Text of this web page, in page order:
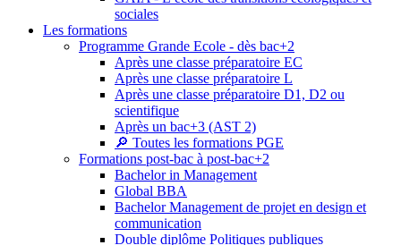
sociales
Les formations
Programme Grande Ecole - dès bac+2
Après une classe préparatoire EC
Après une classe préparatoire L
Après une classe préparatoire D1, D2 ou
scientifique
Après un bac+3 (AST 2)
🔎 Toutes les formations PGE
Formations post-bac à post-bac+2
Bachelor in Management
Global BBA
Bachelor Management de projet en design et
communication
Double diplôme Politiques publiques